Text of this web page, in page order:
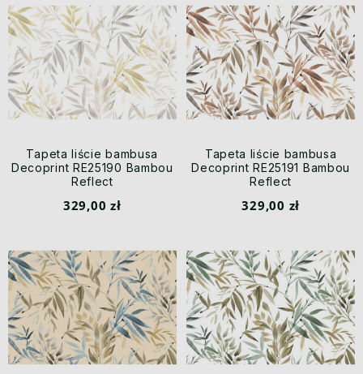
Tapeta liście bambusa
Decoprint RE25190 Bambou
Reflect
329,00 zł
Tapeta liście bambusa
Decoprint RE25191 Bambou
Reflect
329,00 zł